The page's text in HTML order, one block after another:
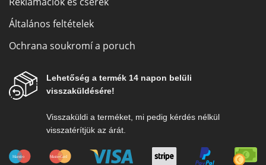
Általános feltételek
Ochrana soukromí a poruch
Lehetőség a termék 14 napon belüli
visszaküldésére!
Visszaküldi a terméket, mi pedig kérdés nélkül
visszatérítjük az árát.